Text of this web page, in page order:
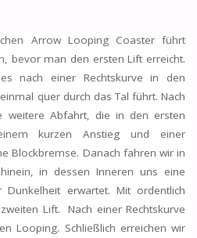
Arrow Looping Coaster führt
bevor man den ersten Lift erreicht.
nach einer Rechtskurve in den
quer durch das Tal führt. Nach
weitere Abfahrt, die in den ersten
kurzen Anstieg und einer
Blockbremse. Danach fahren wir in
in dessen Inneren uns eine
erwartet. Mit ordentlich
Lift. Nach einer Rechtskurve
Looping. Schließlich erreichen wir